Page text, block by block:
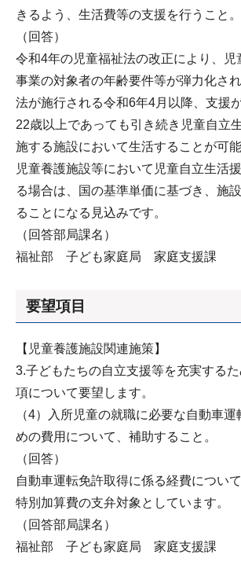
きるよう、生活費等の支援を行うこと。
（回答）
令和4年の児童福祉法の改正により、児
事業の対象者の年齢要件等が弾力化さ
法が施行される令和6年4月以降、支援
22歳以上であっても引き続き児童自立
施する施設において生活することが可
児童養護施設等において児童自立生活
る場合は、国の基準単価に基づき、施
ることになる見込みです。
（回答部局課名）
福祉部 子ども家庭局 家庭支援課
要望項目
【児童養護施設関連施策】
3.子どもたちの自立支援等を充実する
項について要望します。
（4）入所児童の就職に必要な自動車
めの費用について、補助すること。
（回答）
自動車運転免許取得に係る経費につい
特別加算費の支弁対象としています。
（回答部局課名）
福祉部 子ども家庭局 家庭支援課